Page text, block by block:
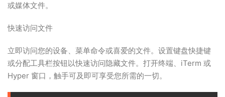
或媒体文件。
快速访问文件
立即访问您的设备、菜单命令或喜爱的文件。设置键盘快捷键
或分配工具栏按钮以快速访问隐藏文件。打开终端、iTerm 或
Hyper 窗口，触手可及即可享受您所需的一切。